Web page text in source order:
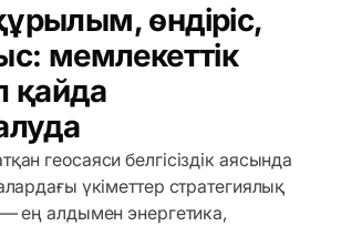
өндіріс,
мемлекеттік
қайда
геосаяси белгісіздік аясында
үкіметтер стратегиялық
ең алдымен энергетика,